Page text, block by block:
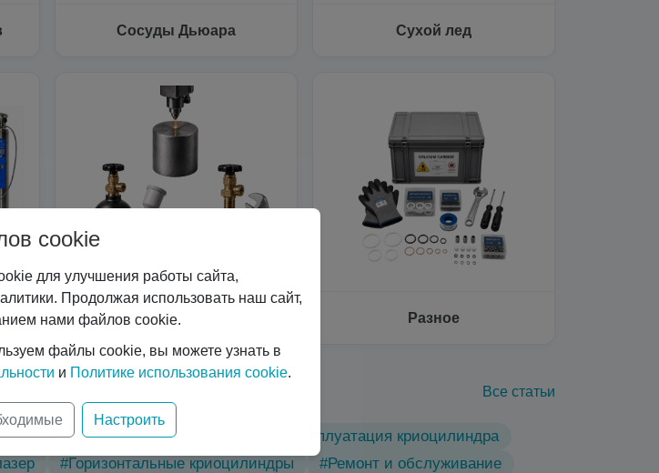
Сосуды Дьюара Сухой лед
Услуги Разное
Все статьи
#Вертикальные криоцилиндры
#Эксплуатация криоцилиндра
#Горизонтальные криоцилиндры
#Ремонт и обслуживание
cookie
для улучшения работы сайта,
Продолжая использовать наш сайт,
нами файлов cookie.
файлы cookie, вы можете узнать в
и Политике использования cookie.
Настроить